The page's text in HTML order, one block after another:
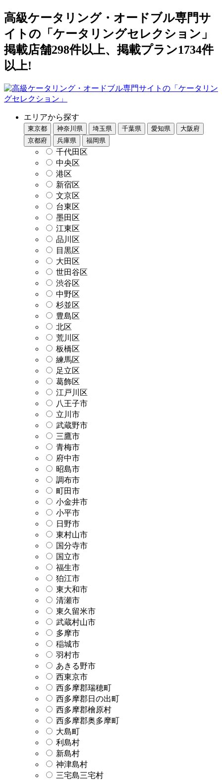
高級ケータリング・オードブル専門サ
イトの「ケータリングセレクション」
掲載店舗298件以上、掲載プラン1734件
以上!
エリアから探す
東京都 神奈川県 埼玉県 千葉県 愛知県
大阪府
京都府
兵庫県 福岡県
千代田区
中央区
港区
新宿区
文京区
台東区
墨田区
江東区
品川区
目黒区
大田区
世田谷区
渋谷区
中野区
杉並区
豊島区
北区
荒川区
板橋区
練馬区
足立区
葛飾区
江戸川区
八王子市
立川市
武蔵野市
三鷹市
青梅市
府中市
昭島市
調布市
町田市
小金井市
小平市
日野市
東村山市
国分寺市
国立市
福生市
狛江市
東大和市
清瀬市
東久留米市
武蔵村山市
多摩市
稲城市
羽村市
あきる野市
西東京市
西多摩郡瑞穂町
西多摩郡日の出町
西多摩郡檜原村
西多摩郡奥多摩町
大島町
利島村
新島村
神津島村
三宅島三宅村